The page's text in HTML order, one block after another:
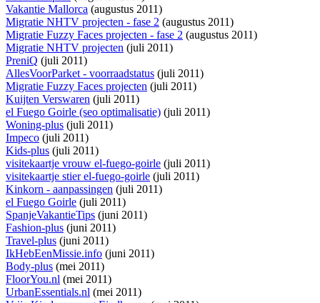
Vakantie Mallorca (augustus 2011)
Migratie NHTV projecten - fase 2 (augustus 2011)
Migratie Fuzzy Faces projecten - fase 2 (augustus 2011)
Migratie NHTV projecten (juli 2011)
PreniQ (juli 2011)
AllesVoorParket - voorraadstatus (juli 2011)
Migratie Fuzzy Faces projecten (juli 2011)
Kuijten Verswaren (juli 2011)
el Fuego Goirle (seo optimalisatie) (juli 2011)
Woning-plus (juli 2011)
Impeco (juli 2011)
Kids-plus (juli 2011)
visitekaartje vrouw el-fuego-goirle (juli 2011)
visitekaartje stier el-fuego-goirle (juli 2011)
Kinkorn - aanpassingen (juli 2011)
el Fuego Goirle (juli 2011)
SpanjeVakantieTips (juni 2011)
Fashion-plus (juni 2011)
Travel-plus (juni 2011)
IkHebEenMissie.info (juni 2011)
Body-plus (mei 2011)
FloorYou.nl (mei 2011)
UrbanEssentials.nl (mei 2011)